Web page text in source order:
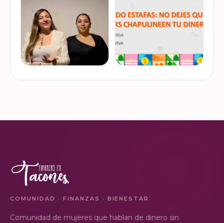
de tus finanzas en la serie
de "Mu…
VER EN
INSTAGRAM
ahorro o aguinaldo, es un
dinero…
VER EN
INSTAGRAM
de la Semana Nacional de
que los hackers
COMUNIDAD · FINANZAS · BIENESTAR
Comunidad de mujeres que hablan de dinero sin